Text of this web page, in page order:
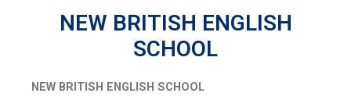
NEW BRITISH ENGLISH
SCHOOL
NEW BRITISH ENGLISH SCHOOL